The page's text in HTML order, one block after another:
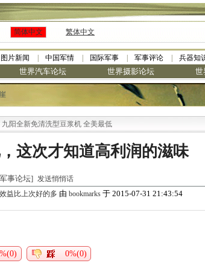
简体中文 繁体中文
图片新闻 中国军情 国际军事 军事评论 兵器知
世界汽车论坛 世界摄影论坛 世
全新免清洗型豆浆机 全美最低
这次才知道高利润的滋味
事论坛] 发送悄悄话
益比上次好的多 由 bookmarks 于 2015-07-31 21:43:54
0%(0)